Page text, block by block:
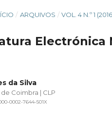
/ ARQUIVOS / VOL. 4 N.º 1
Electrónica
da Silva
Coimbra | CLP
0002-7644-501X